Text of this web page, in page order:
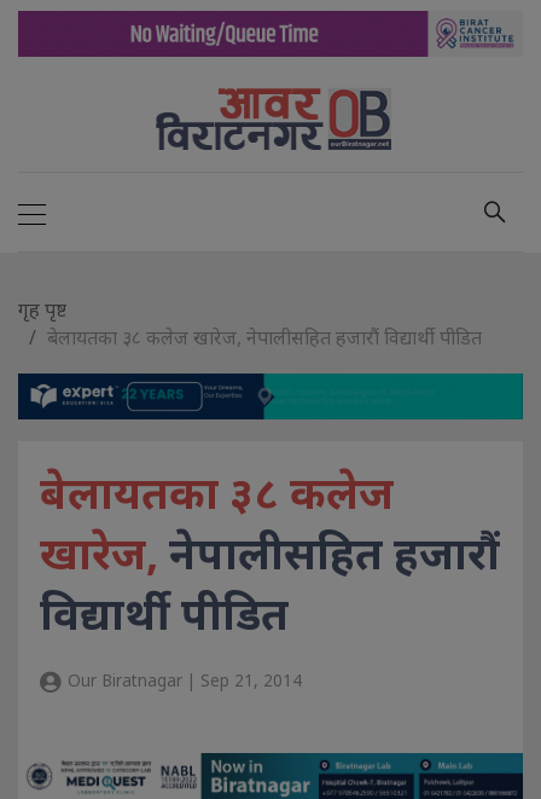
गृह पृष्ट
बेलायतका ३८ कलेज खारेज, नेपालीसहित हजारौं विद्यार्थी पीडित
बेलायतका ३८ कलेज
खारेज, नेपालीसहित हजारौं
विद्यार्थी पीडित
Our Biratnagar | Sep 21, 2014